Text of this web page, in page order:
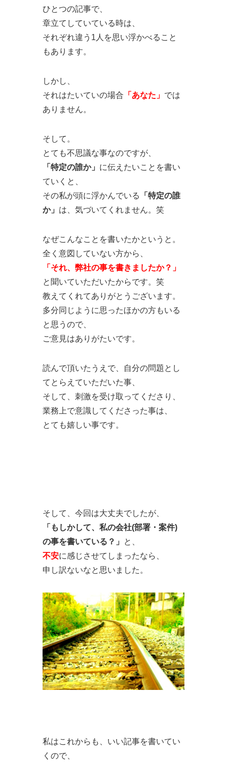
ひとつの記事で、
章立てしていている時は、
それぞれ違う1人を思い浮かべること
もあります。
しかし、
それはたいていの場合 「あなた」 では
ありません。
そして。
とても不思議な事なのですが、
「特定の誰か」 に伝えたいことを書い
ていくと、
その私が頭に浮かんでいる
「特定の誰
か」 は、気づいてくれません。笑
なぜこんなことを書いたかというと。
全く意図していない方から、
「それ、弊社の事を書きましたか？」
と聞いていただいたからです。笑
教えてくれてありがとうございます。
多分同じように思ったほかの方もいる
と思うので、
ご意見はありがたいです。
読んで頂いたうえで、自分の問題とし
てとらえていただいた事、
そして、刺激を受け取ってくださり、
業務上で意識してくださった事は、
とても嬉しい事です。
そして、今回は大丈夫でしたが、
「もしかして、私の会社(部署・案件)
の事を書いている？」
と、
不安に感じさせてしまったなら、
申し訳ないなと思いました。
私はこれからも、いい記事を書いてい
くので、